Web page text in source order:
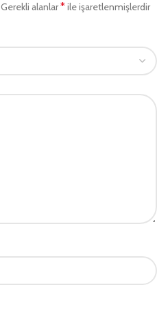
Gerekli alanlar*ile işaretlenmişlerdir